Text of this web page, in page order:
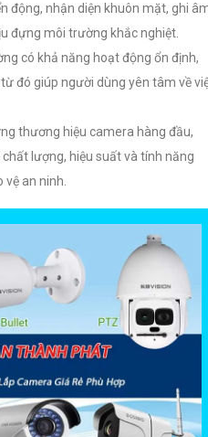
động, nhận diện khuôn mặt, ghi
đựng môi trường khắc nghiệt.
có khả năng hoạt động ổn định,
đó giúp người dùng yên tâm về
thương hiệu camera hàng đầu,
lượng, hiệu suất và tính năng
an ninh.